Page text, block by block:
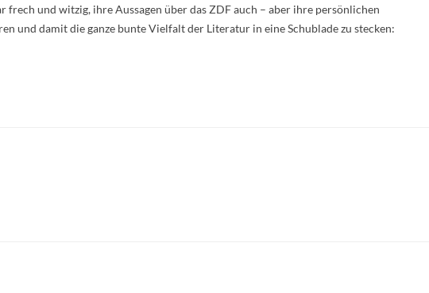
frech und witzig, ihre Aussagen über das ZDF auch – aber ihre persönlichen
und damit die ganze bunte Vielfalt der Literatur in eine Schublade zu stecken: